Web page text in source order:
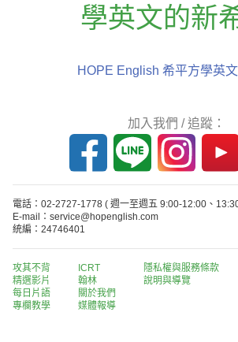
學英文的新
HOPE English 希平方學英文
加入我們 / 追蹤：
電話：02-2727-1778 ( 週一至週五 9:00-12:00、
E-mail：service@hopenglish.com
統編：24746401
攻其不背
精選影片
每日片語
專欄教學
ICRT
翰林
關於我們
媒體報導
隱私權與服務條款
說明與導覽